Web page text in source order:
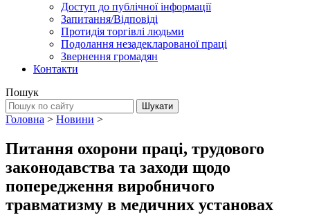
Доступ до публічної інформації
Запитання/Відповіді
Протидія торгівлі людьми
Подолання незадекларованої праці
Звернення громадян
Контакти
Пошук
Головна > Новини >
Питання охорони праці, трудового
законодавства та заходи щодо
попередження виробничого
травматизму в медичних установах